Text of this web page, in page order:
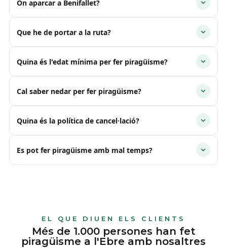
On aparcar a Benifallet?
Que he de portar a la ruta?
Quina és l'edat mínima per fer piragüisme?
Cal saber nedar per fer piragüisme?
Quina és la política de cancel·lació?
Es pot fer piragüisme amb mal temps?
EL QUE DIUEN ELS CLIENTS
Més de 1.000 persones han fet
piragüisme a l'Ebre amb nosaltres